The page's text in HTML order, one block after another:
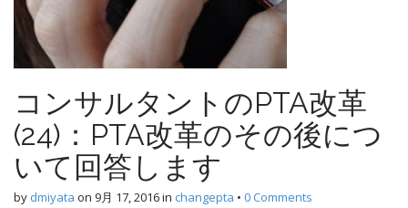
コンサルタントのPTA改革
(24)：PTA改革のその後につ
いて回答します
by dmiyata on 9月 17, 2016in changepta • 0 Comments